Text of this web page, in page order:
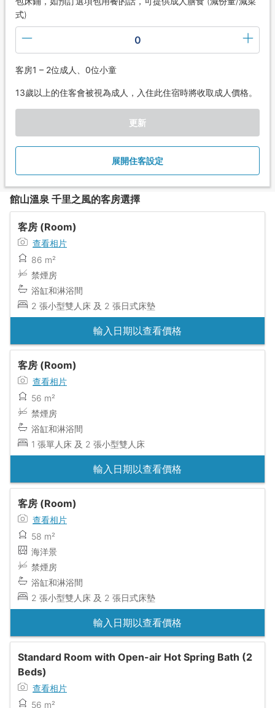
式)
0
客房1 – 2位成人、0位小童
13歲以上的住客會被視為成人，入住此住宿時將收取成人價格。
更新
展開住客設定
館山溫泉 千里之風的客房選擇
客房 (Room)
查看相片
86 m²
禁煙房
浴缸和淋浴間
2 張小型雙人床 及 2 張日式床墊
輸入日期以查看價格
客房 (Room)
查看相片
56 m²
禁煙房
浴缸和淋浴間
1 張單人床 及 2 張小型雙人床
輸入日期以查看價格
客房 (Room)
查看相片
58 m²
海洋景
禁煙房
浴缸和淋浴間
2 張小型雙人床 及 2 張日式床墊
輸入日期以查看價格
Standard Room with Open-air Hot Spring Bath (2
Beds)
查看相片
56 m²